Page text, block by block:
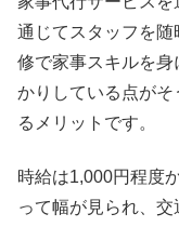
通じてスタッフを
修で家事スキルを
かりしている点が
るメリットです。
時給は1,000円程度
って幅が見られ、